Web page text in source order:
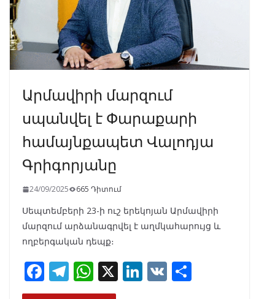
Արմավիրի մարզում
սպանվել է Փարաքարի
համայնքապետ Վալոդյա
Գրիգորյանը
24/09/2025 665 Դիտում
Սեպտեմբերի 23-ի ուշ երեկոյան Արմավիրի
մարզում արձանագրվել է աղմկահարույց և
ողբերգական դեպք։
F
ac
T
el
W
h
X Li V